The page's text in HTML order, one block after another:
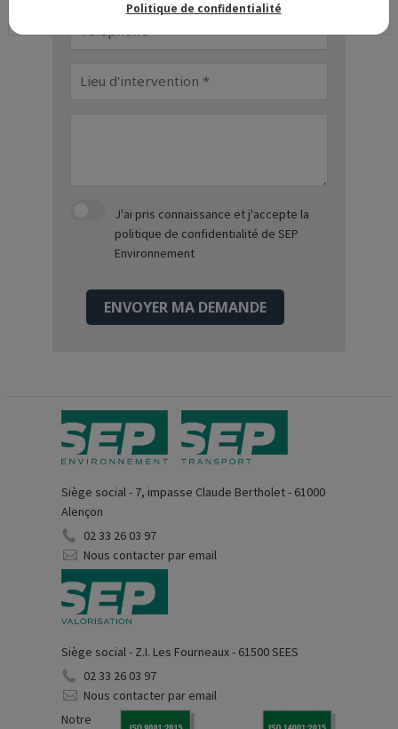
J'ai pris connaissance et j'accepte la
politique de confidentialité de SEP
Environnement
ENVOYER MA DEMANDE
Siège social - 7, impasse Claude Bertholet - 61000
Alençon
02 33 26 03 97
Nous contacter par email
Siège social - Z.I. Les Fourneaux - 61500 SEES
02 33 26 03 97
Nous contacter par email
Notre
Politique de confidentialité